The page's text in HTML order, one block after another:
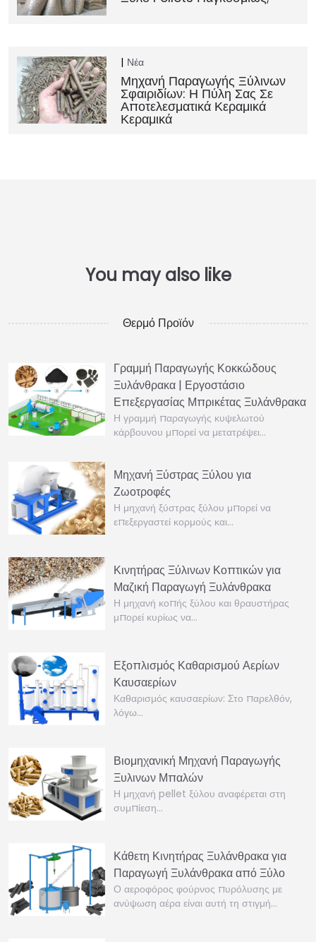
Νέα
Μηχανή Παραγωγής Ξύλινων
Σφαιριδίων: Η Πύλη Σας Σε
Αποτελεσματικά Κεραμικά
Κεραμικά
Θερμό Προϊόν
Γραμμή Παραγωγής Κοκκώδους
Ξυλάνθρακα | Εργοστάσιο
Επεξεργασίας Μπρικέτας Ξυλάνθρακα
Η γραμμή παραγωγής κυψελωτού
κάρβουνου μπορεί να μετατρέψει…
Μηχανή Ξύστρας Ξύλου για
Ζωοτροφές
Η μηχανή ξύστρας ξύλου μπορεί να
επεξεργαστεί κορμούς και…
Κινητήρας Ξύλινων Κοπτικών για
Μαζική Παραγωγή Ξυλάνθρακα
Η μηχανή κοπής ξύλου και θραυστήρας
μπορεί κυρίως να…
Εξοπλισμός Καθαρισμού Αερίων
Καυσαερίων
Καθαρισμός καυσαερίων: Στο παρελθόν,
λόγω…
Βιομηχανική Μηχανή Παραγωγής
Ξυλινων Μπαλών
Η μηχανή pellet ξύλου αναφέρεται στη
συμπίεση…
Κάθετη Κινητήρας Ξυλάνθρακα για
Παραγωγή Ξυλάνθρακα από Ξύλο
Ο αεροφόρος φούρνος πυρόλυσης με
ανύψωση αέρα είναι αυτή τη στιγμή…